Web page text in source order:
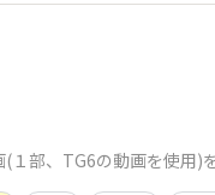
部、TG6の動画を使用)